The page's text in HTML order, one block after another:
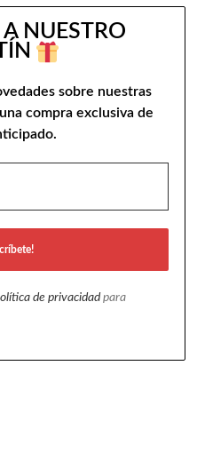
A NUESTRO
sobre nuestras
compra exclusiva de
de privacidadpara